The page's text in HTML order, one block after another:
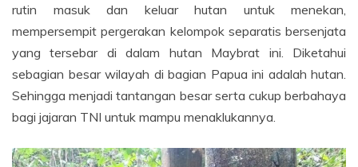
rutin masuk dan keluar hutan untuk menekan,
mempersempit pergerakan kelompok separatis bersenjata
yang tersebar di dalam hutan Maybrat ini. Diketahui
sebagian besar wilayah di bagian Papua ini adalah hutan.
Sehingga menjadi tantangan besar serta cukup berbahaya
bagi jajaran TNI untuk mampu menaklukannya.